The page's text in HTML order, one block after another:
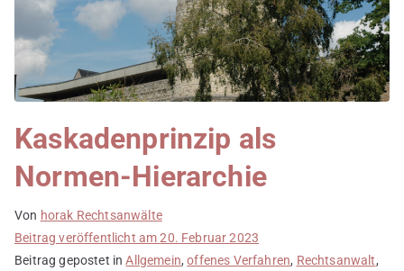
Kaskadenprinzip als
Normen-Hierarchie
Von horak Rechtsanwälte
Beitrag veröffentlicht am20. Februar 2023
Beitrag gepostet inAllgemein,offenes Verfahren, Rechtsanwalt,